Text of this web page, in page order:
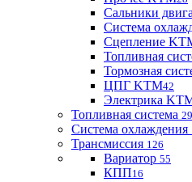
Сальники
Система
Сцепление
Топливная
Тормозная
ЦПГ KTM42
Электрика
Топливная система
Система охлаждения
Трансмиссия 126
Вариатор 55
КПП16